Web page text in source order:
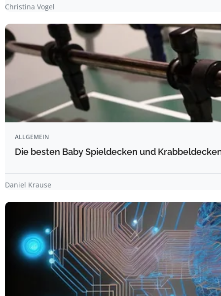
Christina Vogel
ALLGEMEIN
Die besten Baby Spieldecken und
Daniel Krause